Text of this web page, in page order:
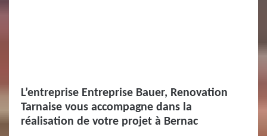
L’entreprise Entreprise Bauer, Renovation
Tarnaise vous accompagne dans la
réalisation de votre projet à Bernac